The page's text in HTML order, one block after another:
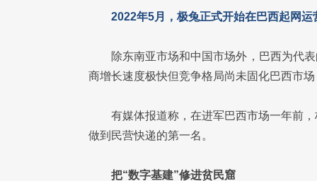
2022年5月，极兔正式开始在巴西起网运
除东南亚市场和中国市场外，巴西为代
商增长速度极快但竞争格局尚未固化巴西市
有媒体报道称，在进军巴西市场一年前
做到民营快递的第一名。
把“数字基建”修进贫民窟